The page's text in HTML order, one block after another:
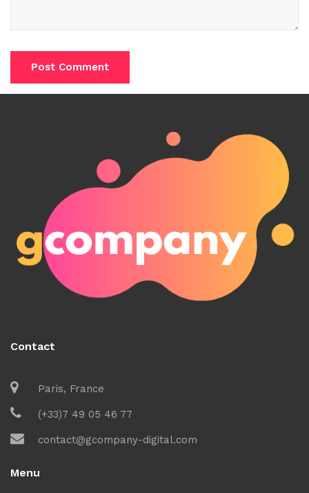
Contact
Paris, France
(+33)7 49 05 46 77
contact@gcompany-digital.com
Menu